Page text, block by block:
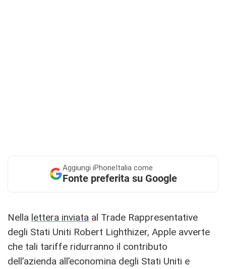
Aggiungi iPhoneItalia come
Fonte preferita su Google
Nella lettera inviata al Trade Rappresentative
degli Stati Uniti Robert Lighthizer, Apple avverte
che tali tariffe ridurranno il contributo
dell’azienda all’economina degli Stati Uniti e